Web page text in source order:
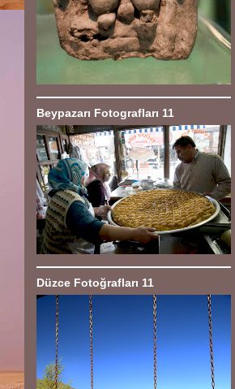
Beypazarı Fotografları 11
Düzce Fotoğrafları 11